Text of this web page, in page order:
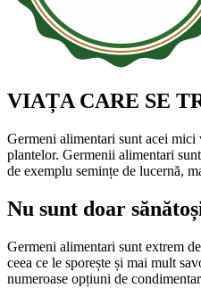
VIAȚA CARE SE
Germeni alimentari sunt acei
plantelor. Germenii alimentari
de exemplu semințe de lucernă,
Nu sunt doar
Germeni alimentari sunt extrem
ceea ce le sporește și mai mult
numeroase opțiuni de